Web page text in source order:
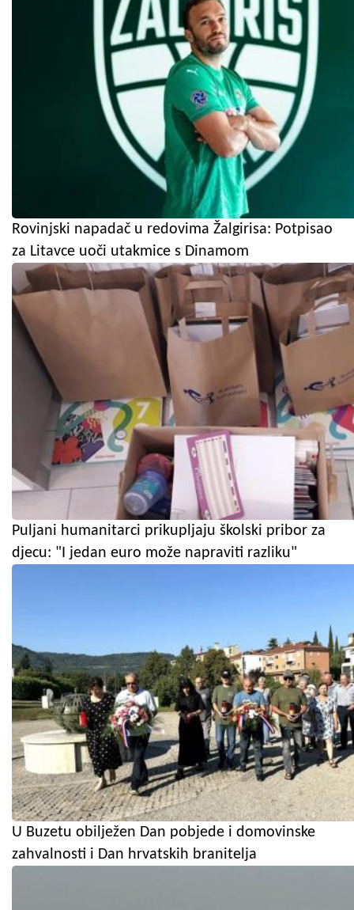
Rovinjski napadač u redovima Žalgirisa: Potpisao
za Litavce uoči utakmice s Dinamom
Puljani humanitarci prikupljaju školski pribor za
djecu: "I jedan euro može napraviti razliku"
U Buzetu obilježen Dan pobjede i domovinske
zahvalnosti i Dan hrvatskih branitelja